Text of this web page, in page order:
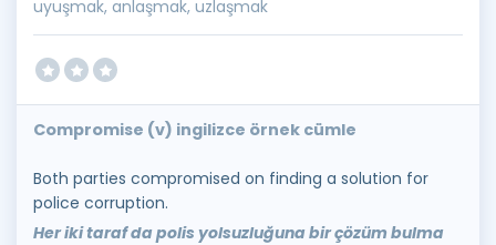
uyuşmak, anlaşmak, uzlaşmak
Compromise (v) ingilizce örnek cümle
Both parties compromised on finding a solution for
police corruption.
Her iki taraf da polis yolsuzluğuna bir çözüm bulma